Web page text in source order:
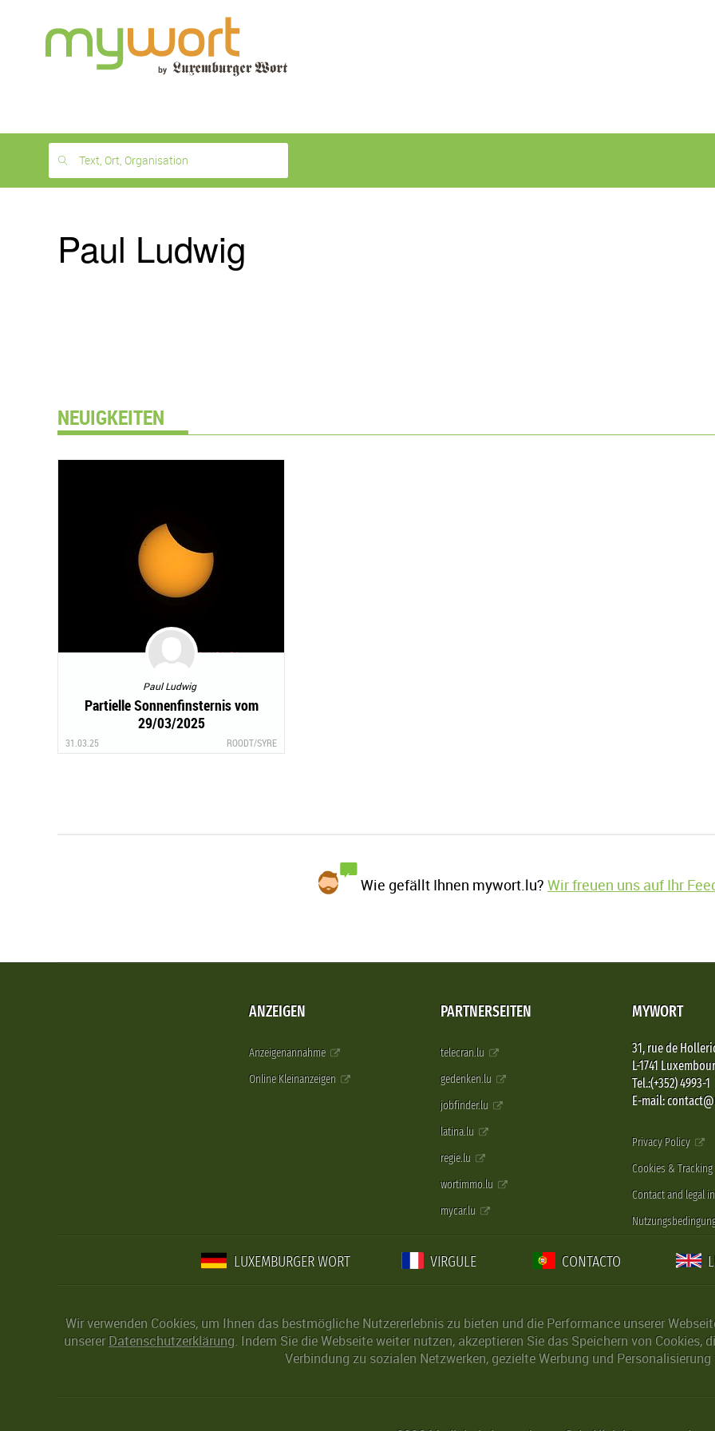
month
free
Text, Ort, Organisation
Paul Ludwig
NEUIGKEITEN
Paul Ludwig
Partielle Sonnenfinsternis vom
29/03/2025
31.03.25 ROODT/SYRE
Wie gefällt Ihnen mywort.lu?Wir freuen uns auf Ihr
ANZEIGEN
Anzeigenannahme
Online Kleinanzeigen
PARTNERSEITEN
telecran.lu
gedenken.lu
jobfinder.lu
latina.lu
regie.lu
wortimmo.lu
mycar.lu
MYWORT
31, rue de
L-1741
Tel.:(+352) 4993-1
E-mail:
Privacy Policy
Cookies & Tracking
Contact and legal
LUXEMBURGER WORT VIRGULE CONTACTO
Wir verwenden Cookies, um Ihnen das bestmögliche Nutzererlebnis zu bieten und die Performance unserer
unserer Datenschutzerklärung. Indem Sie die Webseite weiter nutzen, akzeptieren Sie das Speichern von
Verbindung zu sozialen Netzwerken, gezielte Werbung und